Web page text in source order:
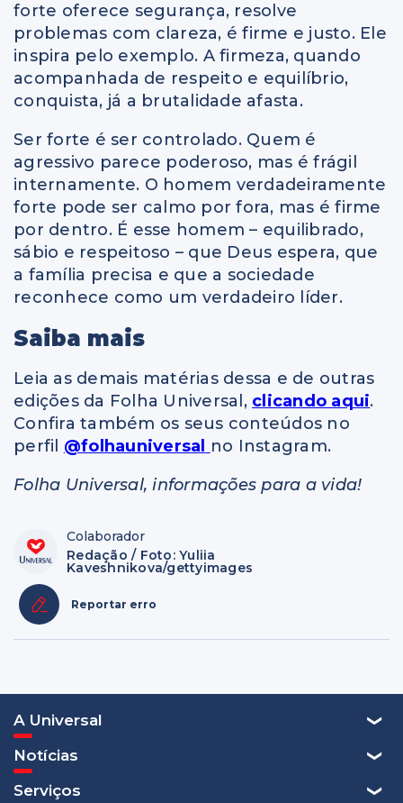
forte oferece segurança, resolve
problemas com clareza, é firme e justo. Ele
inspira pelo exemplo. A firmeza, quando
acompanhada de respeito e equilíbrio,
conquista, já a brutalidade afasta.
Ser forte é ser controlado. Quem é
agressivo parece poderoso, mas é frágil
internamente. O homem verdadeiramente
forte pode ser calmo por fora, mas é firme
por dentro. É esse homem – equilibrado,
sábio e respeitoso – que Deus espera, que
a família precisa e que a sociedade
reconhece como um verdadeiro líder.
Saiba mais
Leia as demais matérias dessa e de outras
edições da Folha Universal, clicando aqui.
Confira também os seus conteúdos no
perfil @folhauniversal
no Instagram.
Folha Universal, informações para a vida!
Colaborador
Redação / Foto: Yuliia
Kaveshnikova/gettyimages
Reportar erro
A Universal
Notícias
Serviços